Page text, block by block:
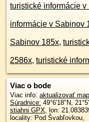
turistické informácie
informácie v Sabinov
Sabinov 185x,
2586x, turistické
Viac o bode
Viac info: aktualizovať
Súradnice: 49°6'18"N,
stiahni GPX, lon:
locality: Pod Švabľovkou,